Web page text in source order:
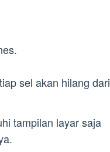
sel akan hilang dari
tampilan layar saja